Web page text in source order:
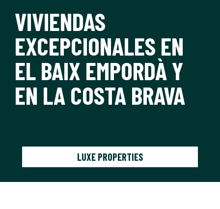
VIVIENDAS
EXCEPCIONALES EN
EL BAIX EMPORDÀ Y
EN LA COSTA BRAVA
LUXE PROPERTIES